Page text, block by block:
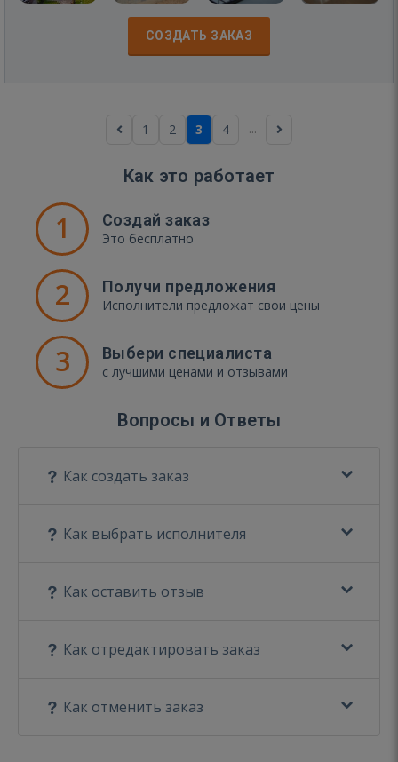
СОЗДАТЬ ЗАКАЗ
1 2 3 4 ...
Как это работает
1 Создай заказ
Это бесплатно
2 Получи предложения
Исполнители предложат свои цены
3 Выбери специалиста
с лучшими ценами и отзывами
Вопросы и Ответы
Как создать заказ
Как выбрать исполнителя
Как оставить отзыв
Как отредактировать заказ
Как отменить заказ